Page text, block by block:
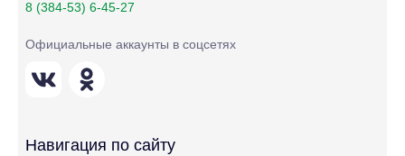
8 (384-53) 6-45-27
Официальные аккаунты в соцсетях
Навигация по сайту